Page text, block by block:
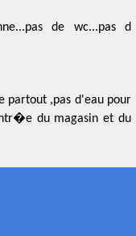
de wc...pas d
,pas d'eau pour
du magasin et du